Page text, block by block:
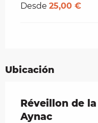
Desde 25,00 €
Ubicación
Réveillon de
Aynac